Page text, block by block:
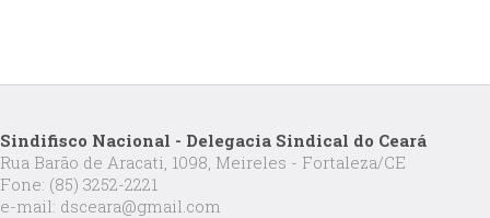
Sindifisco Nacional - Delegacia Sindical do Ceará
Rua Barão de Aracati, 1098, Meireles - Fortaleza/CE
Fone: (85) 3252-2221
e-mail: dsceara@gmail.com